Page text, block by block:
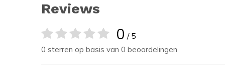
Reviews
0 / 5
0 sterren op basis van 0 beoordelingen